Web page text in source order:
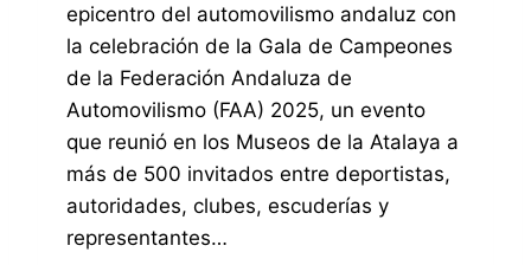
R
E
M
O
I
Z
A
R
A
2
0
6
O
C
L
A
I
F
I
A
epicentro del automovilismo andaluz con
la celebración de la Gala de Campeones
de la Federación Andaluza de
Automovilismo (FAA) 2025, un evento
que reunió en los Museos de la Atalaya a
más de 500 invitados entre deportistas,
autoridades, clubes, escuderías y
representantes…